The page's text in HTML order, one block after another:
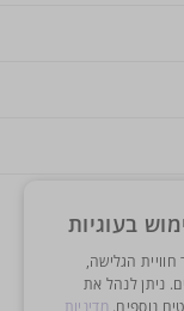
בעוגיות
הגלישה,
ניתן לנהל את
נוספים. מדיניות